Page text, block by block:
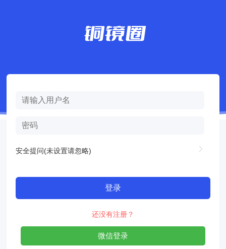
安全提问(未设置请忽略)
登录
还没有注册？
微信登录